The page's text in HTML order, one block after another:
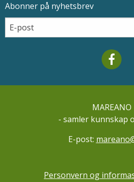
Epostadresse
Abonner på nyhetsbrev
Email
MAREANO
- samler kunnskap
E-post:
Personvern og